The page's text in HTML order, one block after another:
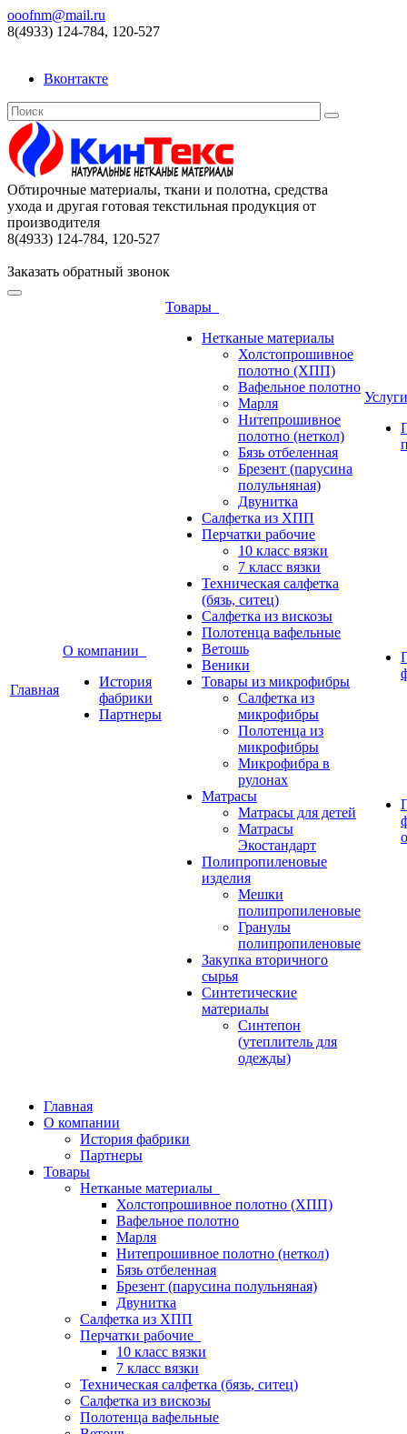
ooofnm@mail.ru
8(4933) 124-784, 120-527
Вконтакте
Обтирочные материалы, ткани и полотна, средства
ухода и другая готовая текстильная продукция от
производителя
8(4933) 124-784, 120-527
Заказать обратный звонок
Главная
О компании
История
фабрики
Партнеры
Товары
Нетканые материалы
Холстопрошивное
полотно (ХПП)
Вафельное полотно
Марля
Нитепрошивное
полотно (неткол)
Бязь отбеленная
Брезент (парусина
полульняная)
Двунитка
Салфетка из ХПП
Перчатки рабочие
10 класс вязки
7 класс вязки
Техническая салфетка
(бязь, ситец)
Салфетка из вискозы
Полотенца вафельные
Ветошь
Веники
Товары из микрофибры
Салфетка из
микрофибры
Полотенца из
микрофибры
Микрофибра в
рулонах
Матрасы
Матрасы для детей
Матрасы
Экостандарт
Полипропиленовые
изделия
Мешки
полипропиленовые
Гранулы
полипропиленовые
Закупка вторичного
сырья
Синтетические
материалы
Синтепон
(утеплитель для
одежды)
Главная
О компании
История фабрики
Партнеры
Товары
Нетканые материалы
Холстопрошивное полотно (ХПП)
Вафельное полотно
Марля
Нитепрошивное полотно (неткол)
Бязь отбеленная
Брезент (парусина полульняная)
Двунитка
Салфетка из ХПП
Перчатки рабочие
10 класс вязки
7 класс вязки
Техническая салфетка (бязь, ситец)
Салфетка из вискозы
Полотенца вафельные